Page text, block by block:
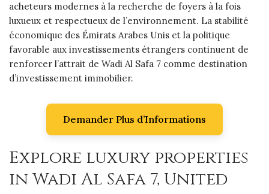
acheteurs modernes à la recherche de foyers à la fois
luxueux et respectueux de l’environnement. La stabilité
économique des Émirats Arabes Unis et la politique
favorable aux investissements étrangers continuent de
renforcer l’attrait de Wadi Al Safa 7 comme destination
d’investissement immobilier.
Demander Plus d’Informations
Explore luxury properties
in Wadi Al Safa 7, United